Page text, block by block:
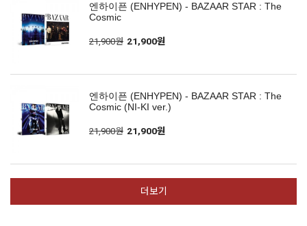
엔하이픈 (ENHYPEN) - BAZAAR STAR : The
Cosmic
21,900원 21,900원
엔하이픈 (ENHYPEN) - BAZAAR STAR : The
Cosmic (NI-KI ver.)
21,900원 21,900원
더보기